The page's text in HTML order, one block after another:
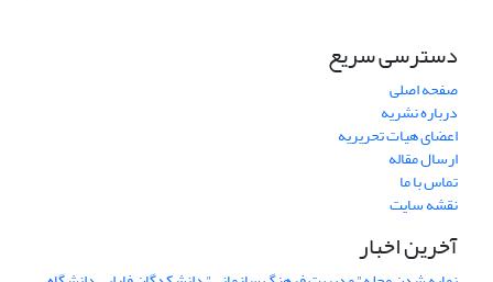
دسترسی سریع
صفحه اصلی
درباره نشریه
اعضای هیات تحریریه
ارسال مقاله
تماس با ما
نقشه سایت
آخرین اخبار